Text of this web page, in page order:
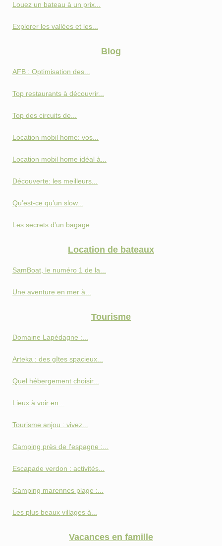
Louez un bateau à un prix...
Explorer les vallées et les...
Blog
AFB : Optimisation des...
Top restaurants à découvrir...
Top des circuits de...
Location mobil home: vos...
Location mobil home idéal à...
Découverte: les meilleurs...
Qu’est-ce qu’un slow...
Les secrets d'un bagage...
Location de bateaux
SamBoat, le numéro 1 de la...
Une aventure en mer à...
Tourisme
Domaine Lapédagne :...
Arteka : des gîtes spacieux...
Quel hébergement choisir...
Lieux à voir en...
Tourisme anjou : vivez...
Camping près de l'espagne :...
Escapade verdon : activités...
Camping marennes plage :...
Les plus beaux villages à...
Vacances en famille